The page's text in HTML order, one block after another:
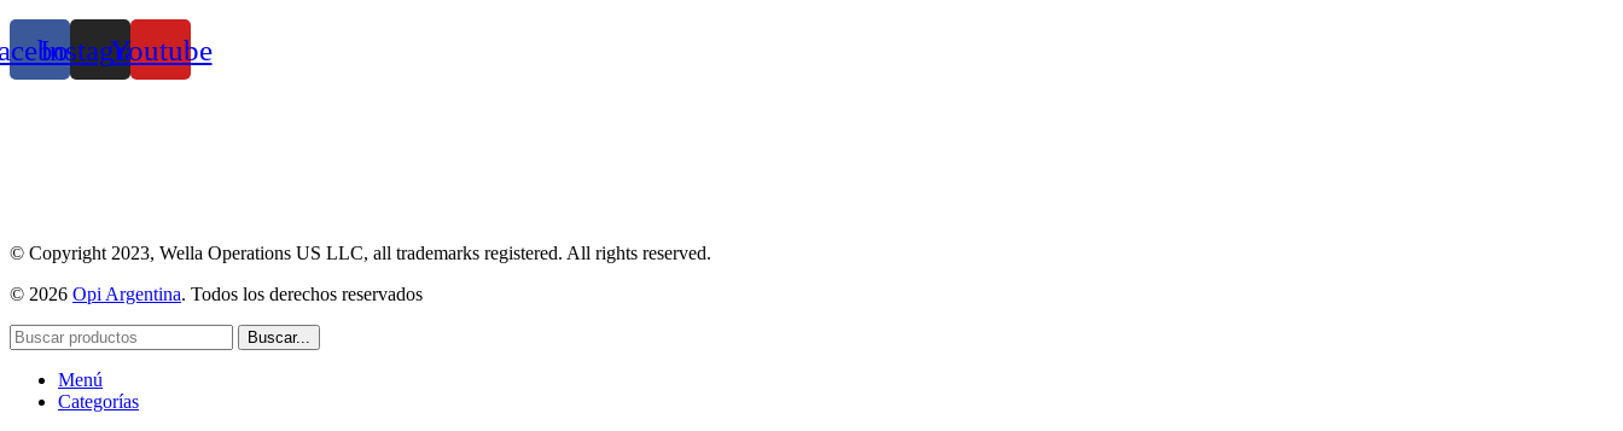
InstagramYoutube
© Copyright 2023, Wella Operations US LLC, all trademarks registered. All rights reserved.
© 2026 Opi Argentina. Todos los derechos reservados
Buscar...
Menú
Categorías